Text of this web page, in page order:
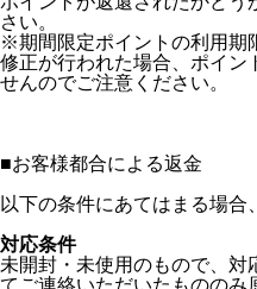
さい。
※期間限定ポイントの利用期
修正が行われた場合、ポイン
せんのでご注意ください。
■お客様都合による返金
以下の条件にあてはまる場合
対応条件
未開封・未使用のもので、対